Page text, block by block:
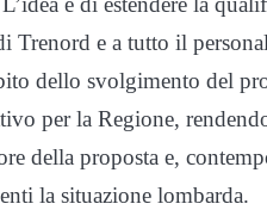
Trenord e a tutto il
dello svolgimento del
per la Regione,
della proposta e,
la situazione lombarda.